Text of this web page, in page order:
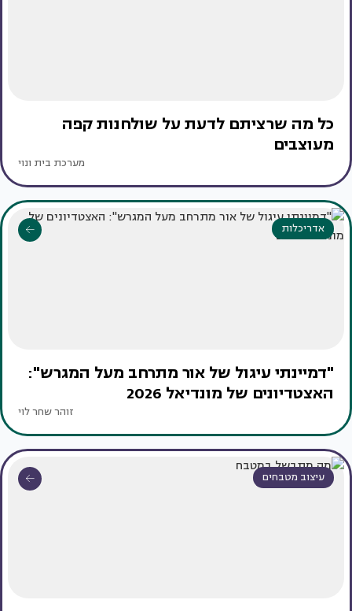
כל מה שרציתם לדעת על שולחנות קפה
מעוצבים
מערכת בית ונוי
אדריכלות
"דמיינתי עיגול של אור מתרחב מעל המגרש":
האצטדיונים של מונדיאל 2026
זוהר שחר לוי
עיצוב מטבחים